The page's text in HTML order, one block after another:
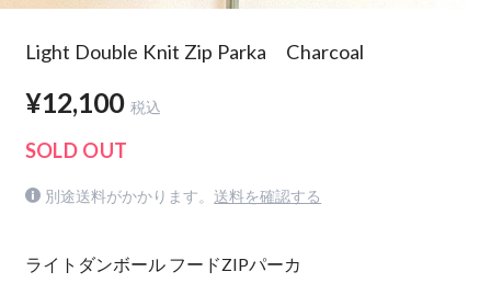
Light Double Knit Zip Parka Charcoal
¥12,100 税込
SOLD OUT
別途送料がかかります。 送料を確認する
ライトダンボール フードZIPパーカ